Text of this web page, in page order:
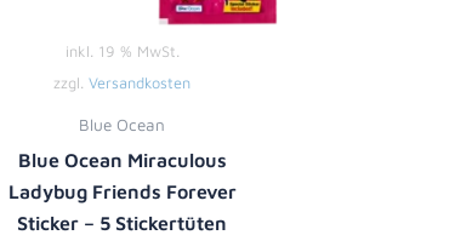
inkl. 19 % MwSt.
zzgl. Versandkosten
Blue Ocean
Blue Ocean Miraculous
Ladybug Friends Forever
Sticker – 5 Stickertüten